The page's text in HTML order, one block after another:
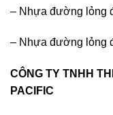
– Nhựa đường lỏng
– Nhựa đường lỏng
CÔNG TY TNHH
PACIFIC